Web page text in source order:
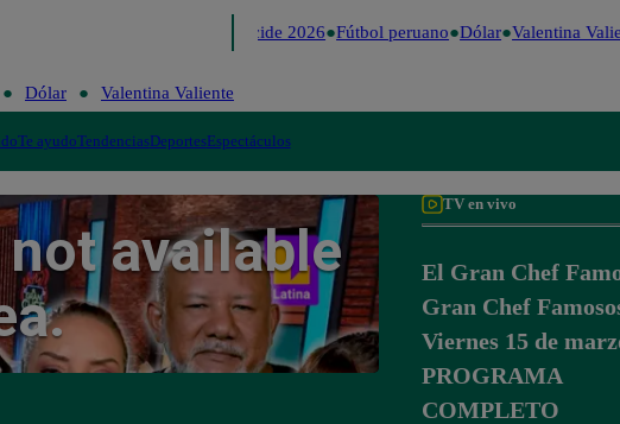
Perú Decide 2026 Fútbol peruano Dólar Valentina
Dólar Valentina Valiente
Te ayudoTendenciasDeportesEspectáculos
TV en vivo
El Gran Chef
Gran Chef
Viernes 15 de
PROGRAMA
COMPLETO